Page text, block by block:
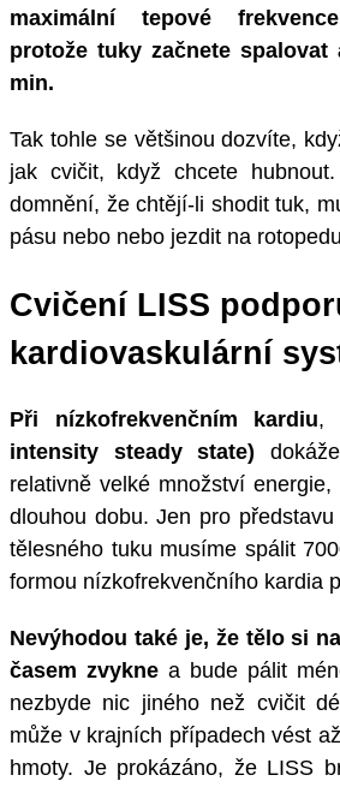
maximální tepové
protože tuky začnete
min.
Tak tohle se většinou dozvíte,
jak cvičit, když chcete
domnění, že chtějí-li shodit tuk,
pásu nebo nebo jezdit na
Cvičení LISS
kardiovaskulární
Při nízkofrekvenčním kardiu,
intensity steady state)
relativně velké množství
dlouhou dobu. Jen pro
tělesného tuku musíme spálit
formou nízkofrekvenčního kardia
Nevýhodou také je, že tělo si
časem zvykne a bude pálit
nezbyde nic jiného než cvičit
může v krajních případech vést
hmoty. Je prokázáno, že LISS